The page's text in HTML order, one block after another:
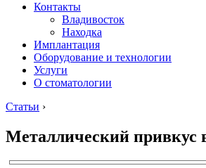
Контакты
Владивосток
Находка
Имплантация
Оборудование и технологии
Услуги
О стоматологии
Статьи ›
Металлический привкус